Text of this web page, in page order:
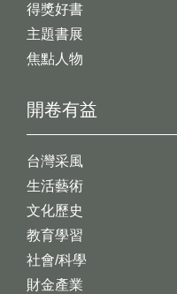
開卷有益
台灣采風
生活藝術
文化歷史
教育學習
社會/科學
財金產業
得獎好書
主題書展
焦點人物